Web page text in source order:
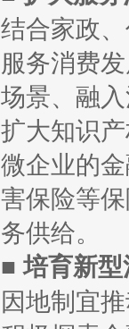
结合家政
服务消费
场景、融
扩大知识
微企业的
害保险等
务供给。
■ 培育新
因地制宜